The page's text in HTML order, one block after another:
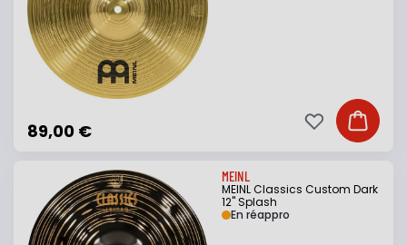
89,00 € Ajouter
Ajouter à ma
MEINL
MEINL Classics Custom Dark
12" Splash
En réappro